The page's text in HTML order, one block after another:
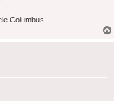
Columbus!